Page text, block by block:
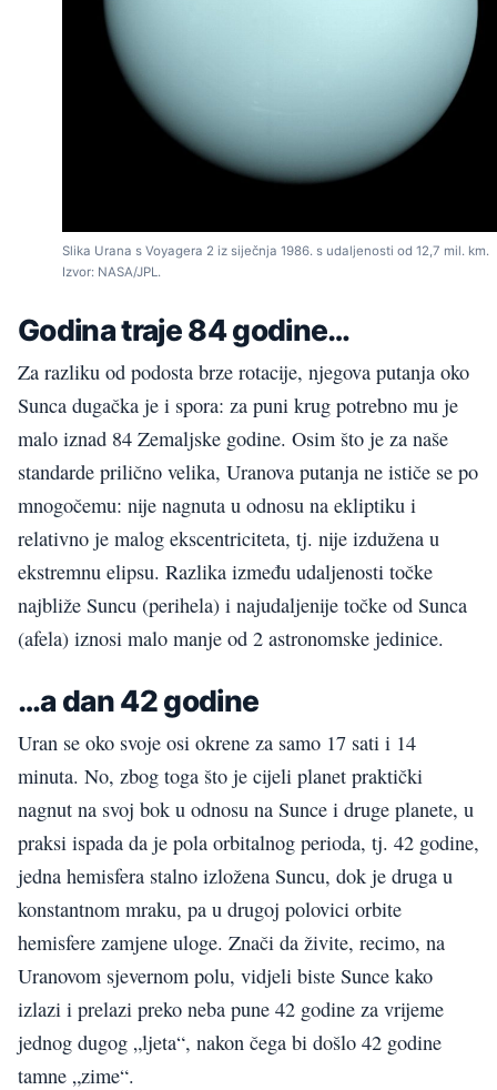
Slika Urana s Voyagera 2 iz siječnja 1986. s udaljenosti od 12,7 mil. km.
Izvor: NASA/JPL.
Godina traje 84 godine…
Za razliku od podosta brze rotacije, njegova putanja oko
Sunca dugačka je i spora: za puni krug potrebno mu je
malo iznad 84 Zemaljske godine. Osim što je za naše
standarde prilično velika, Uranova putanja ne ističe se po
mnogočemu: nije nagnuta u odnosu na ekliptiku i
relativno je malog ekscentriciteta, tj. nije izdužena u
ekstremnu elipsu. Razlika između udaljenosti točke
najbliže Suncu (perihela) i najudaljenije točke od Sunca
(afela) iznosi malo manje od 2 astronomske jedinice.
…a dan 42 godine
Uran se oko svoje osi okrene za samo 17 sati i 14
minuta. No, zbog toga što je cijeli planet praktički
nagnut na svoj bok u odnosu na Sunce i druge planete, u
praksi ispada da je pola orbitalnog perioda, tj. 42 godine,
jedna hemisfera stalno izložena Suncu, dok je druga u
konstantnom mraku, pa u drugoj polovici orbite
hemisfere zamjene uloge. Znači da živite, recimo, na
Uranovom sjevernom polu, vidjeli biste Sunce kako
izlazi i prelazi preko neba pune 42 godine za vrijeme
jednog dugog „ljeta“, nakon čega bi došlo 42 godine
tamne „zime“.